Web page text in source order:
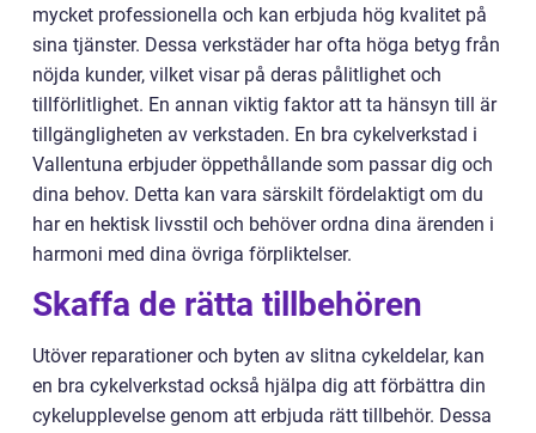
mycket professionella och kan erbjuda hög kvalitet på
sina tjänster. Dessa verkstäder har ofta höga betyg från
nöjda kunder, vilket visar på deras pålitlighet och
tillförlitlighet. En annan viktig faktor att ta hänsyn till är
tillgängligheten av verkstaden. En bra cykelverkstad i
Vallentuna erbjuder öppethållande som passar dig och
dina behov. Detta kan vara särskilt fördelaktigt om du
har en hektisk livsstil och behöver ordna dina ärenden i
harmoni med dina övriga förpliktelser.
Skaffa de rätta tillbehören
Utöver reparationer och byten av slitna cykeldelar, kan
en bra cykelverkstad också hjälpa dig att förbättra din
cykelupplevelse genom att erbjuda rätt tillbehör. Dessa